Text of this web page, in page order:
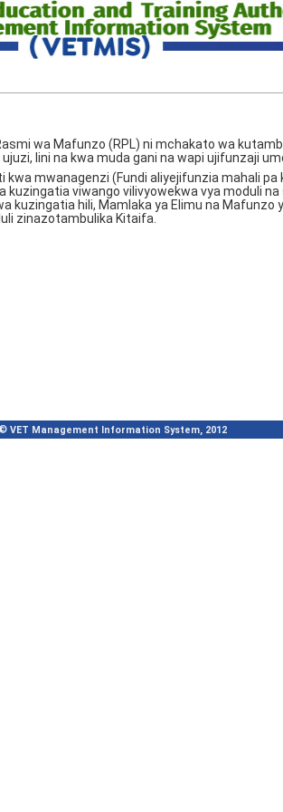
wa Mafunzo (RPL) ni mchakato wa
lini na kwa muda gani na wapi ujifunzaji
mwanagenzi (Fundi aliyejifunzia mahali pa
viwango vilivyowekwa vya moduli
kuzingatia hili, Mamlaka ya Elimu na Mafunzo
zinazotambulika Kitaifa.
© VET Management Information System, 2012